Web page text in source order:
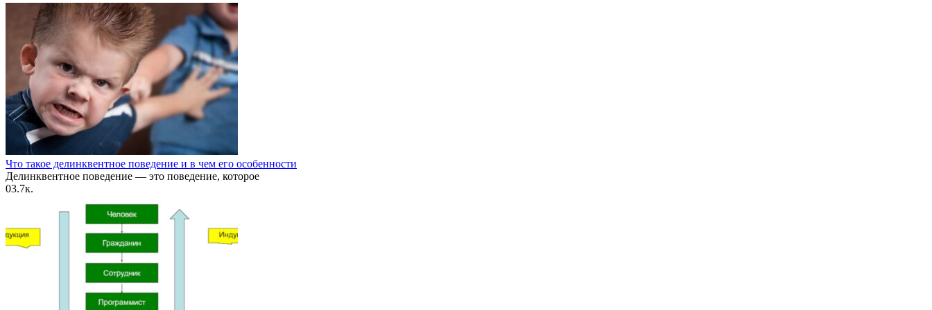
Что такое делинквентное поведение и в чем его особенности
Делинквентное поведение — это поведение, которое
03.7к.